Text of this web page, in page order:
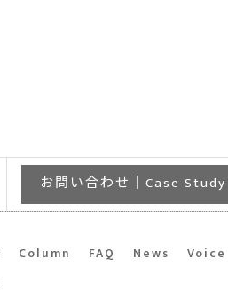
お問い合わせ｜Case
Column FAQ News Voice